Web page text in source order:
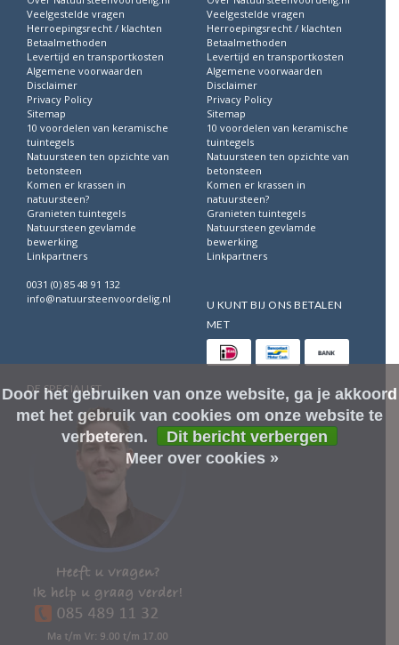
Veelgestelde vragen
Herroepingsrecht / klachten
Betaalmethoden
Levertijd en transportkosten
Algemene voorwaarden
Disclaimer
Privacy Policy
Sitemap
10 voordelen van keramische
tuintegels
Natuursteen ten opzichte van
betonsteen
Komen er krassen in
natuursteen?
Granieten tuintegels
Natuursteen gevlamde
bewerking
Linkpartners
0031 (0) 85 48 91 132
info@natuursteenvoordelig.nl
Veelgestelde vragen
Herroepingsrecht / klachten
Betaalmethoden
Levertijd en transportkosten
Algemene voorwaarden
Disclaimer
Privacy Policy
Sitemap
10 voordelen van keramische
tuintegels
Natuursteen ten opzichte van
betonsteen
Komen er krassen in
natuursteen?
Granieten tuintegels
Natuursteen gevlamde
bewerking
Linkpartners
U KUNT BIJ ONS BETALEN
MET
DE SPECIALIST
Door het gebruiken van onze website, ga je akkoord
met het gebruik van cookies om onze website te
verbeteren.
Dit bericht verbergen
Meer over cookies »